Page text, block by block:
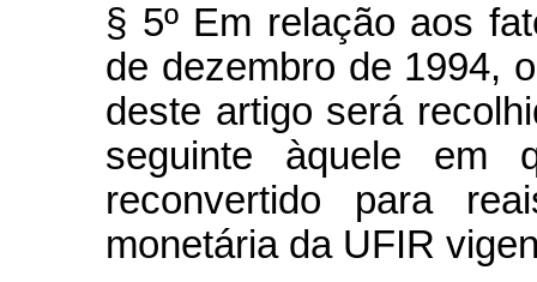
§ 5º Em relação aos
de dezembro de 1994,
deste artigo será
seguinte àquele em
reconvertido para
monetária da UFIR